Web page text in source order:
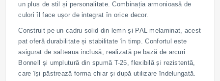
un plus de stil și personalitate. Combinația armonioasă de
culori îl face ușor de integrat în orice decor.
Construit pe un cadru solid din lemn și PAL melaminat, acest
pat oferă durabilitate și stabilitate în timp. Confortul este
asigurat de salteaua inclusă, realizată pe bază de arcuri
Bonnell și umplutură din spumă T-25, flexibilă și rezistentă,
care își păstrează forma chiar și după utilizare îndelungată.